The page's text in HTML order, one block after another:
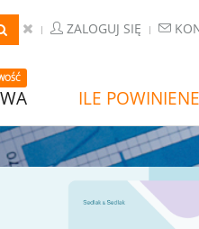
ZALOGUJ SIĘ
ILE